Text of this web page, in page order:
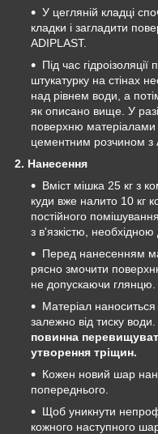
У цегляній кладці
кладки і загладити
ADIPLAST.
Під час
штукатурку на стінах
над рівнем води, а
як описано вище. У
поверхню
цементним розчином з
2. Нанесення
Вміст мішка 25 кг з
куди вже налито 10 кг
постійного
з в'язкістю,
Перед нанесенням
рясно змочити
не допускаючи глянцю.
Матеріал наноситься
залежно від тиску води.
повинна
утворення тріщин.
Кожен новий шар
попереднього.
Щоб уникнути
кожного наступного